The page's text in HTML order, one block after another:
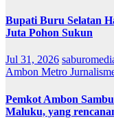
Bupati Buru Selatan
Juta Pohon Sukun
Jul 31, 2026
Ambon Metro
Pemkot Ambon
Maluku, yang